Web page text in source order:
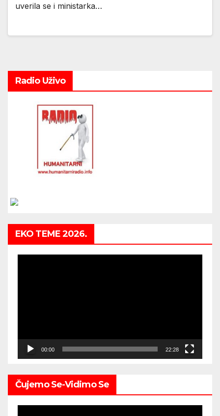
uverila se i ministarka…
Radio Uživo
EKO TEME 2026.
00:00 22:28
Čujemo Se-Vidimo Se